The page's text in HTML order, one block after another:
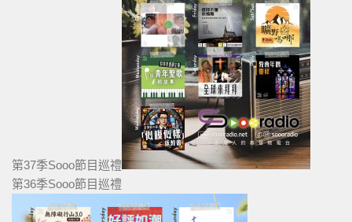
第37季Sooo節目巡禮
第36季Sooo節目巡禮